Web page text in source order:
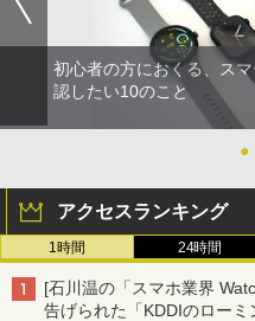
初心者の方におくる、ス
認したい10のこと
●
アクセスランキング
1時間 24時間
[石川温の「スマホ業界
告げられた「KDDIのローミ